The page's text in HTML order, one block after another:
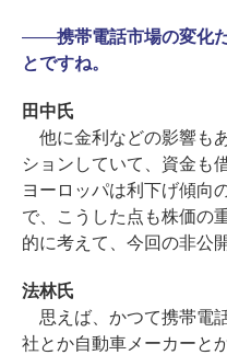
――携帯電話市場の変化
とですね。
田中氏
他に金利などの影響も
ションしていて、資金も
ヨーロッパは利下げ傾向
で、こうした点も株価の
的に考えて、今回の非公
法林氏
思えば、かつて携帯電
社とか自動車メーカーと